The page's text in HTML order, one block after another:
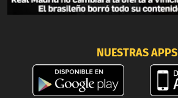
NUESTRAS APPS